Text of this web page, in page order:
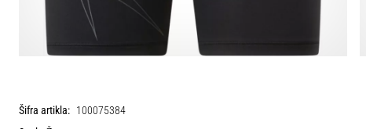
Šifra artikla: 100075384